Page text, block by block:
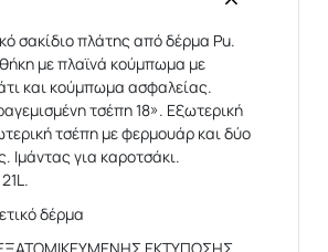
σακίδιο πλάτης από δέρμα Pu.
με πλαϊνά κούμπωμα με
και κούμπωμα ασφαλείας.
τσέπη 18». Εξωτερική
τσέπη με φερμουάρ και δύο
Ιμάντας για καροτσάκι.
δέρμα
ΕΚΤΥΠΩΣΗΣ